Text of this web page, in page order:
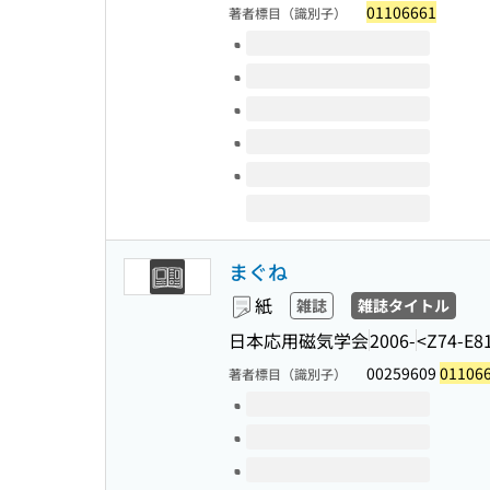
著者標目（識別子） 01106661
このタイトルの巻号
まぐね
紙 雑誌 雑誌タイトル
日本応用磁気学会2006-<Z74-
著者標目（識別子） 00259609
このタイトルの巻号